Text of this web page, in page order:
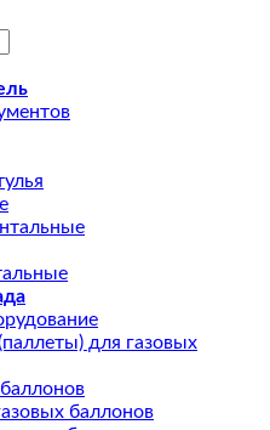
для газовых
баллонов